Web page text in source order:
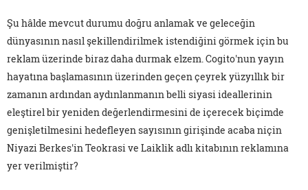
Şu hâlde mevcut durumu doğru anlamak ve geleceğin
dünyasının nasıl şekillendirilmek istendiğini görmek için bu
reklam üzerinde biraz daha durmak elzem. Cogito'nun yayın
hayatına başlamasının üzerinden geçen çeyrek yüzyıllık bir
zamanın ardından aydınlanmanın belli siyasi ideallerinin
eleştirel bir yeniden değerlendirmesini de içerecek biçimde
genişletilmesini hedefleyen sayısının girişinde acaba niçin
Niyazi Berkes'in Teokrasi ve Laiklik adlı kitabının reklamına
yer verilmiştir?